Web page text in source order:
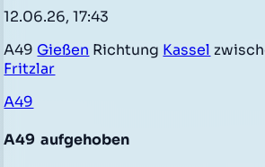
12.06.26, 17:43
A49 Gießen Richtung Kassel
Fritzlar
A49
A49 aufgehoben